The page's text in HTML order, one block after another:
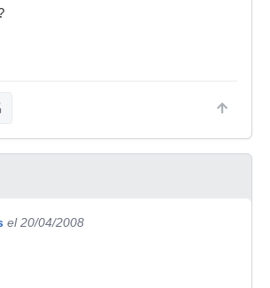
el 20/04/2008